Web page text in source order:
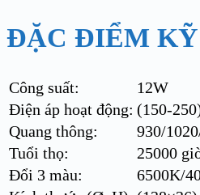
ĐẶC ĐIỂM
Công suất:
12W
Điện áp hoạt động: (150-
Quang thông:
930/
Tuổi thọ:
25000
Đổi 3 màu:
6500K/